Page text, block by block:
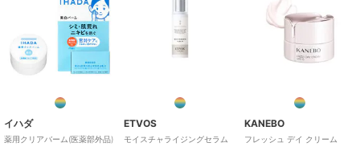
イハダ
薬用クリアバーム(医薬部外品)
ETVOS
モイスチャライジングセラム
KANEBO
フレッシュ デイ クリーム